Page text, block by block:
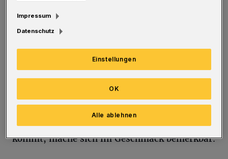
Was wächst gerade auf den regionalen
Feldern? „Auch aus Genussgründen lohnt es
sich, auf die Saison von Obst und Gemüse zu
warten“, sagt der Gastronom. Allein dass die
deutsche Erdbeere ein Jahr auf dem Feld in
richtiger Erde als Pflanze gewachsen ist und
nicht aus einem Etagen-Hochbeet in Spanien
kommt, mache sich im Geschmack bemerkbar.
Impressum
Datenschutz
Einstellungen
Alle ablehnen
OK